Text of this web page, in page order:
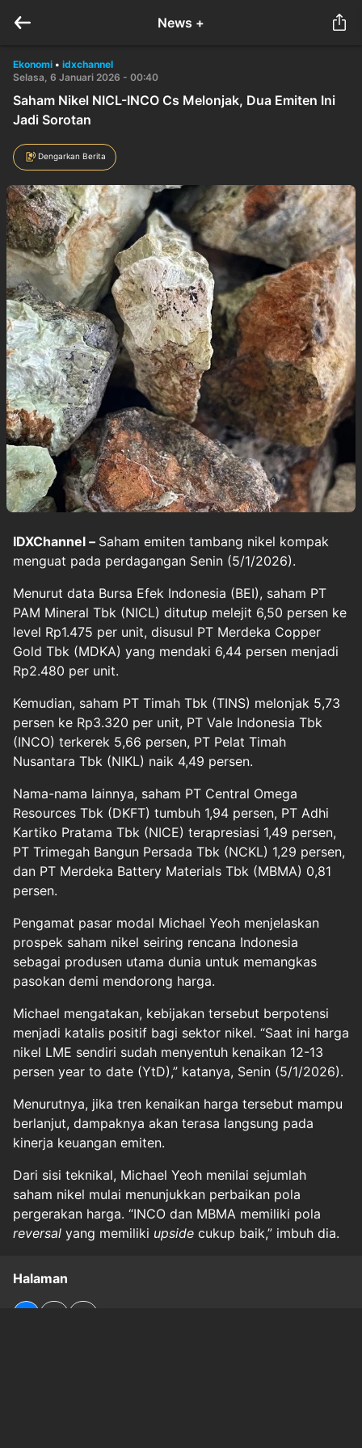
News +
Ekonomi • idxchannel
Selasa, 6 Januari 2026 - 00:40
Saham Nikel NICL-INCO Cs Melonjak, Dua Emiten Ini
Jadi Sorotan
Dengarkan Berita
IDXChannel – Saham emiten tambang nikel kompak
menguat pada perdagangan Senin (5/1/2026).
Menurut data Bursa Efek Indonesia (BEI), saham PT
PAM Mineral Tbk (NICL) ditutup melejit 6,50 persen ke
level Rp1.475 per unit, disusul PT Merdeka Copper
Gold Tbk (MDKA) yang mendaki 6,44 persen menjadi
Rp2.480 per unit.
Kemudian, saham PT Timah Tbk (TINS) melonjak 5,73
persen ke Rp3.320 per unit, PT Vale Indonesia Tbk
(INCO) terkerek 5,66 persen, PT Pelat Timah
Nusantara Tbk (NIKL) naik 4,49 persen.
Nama-nama lainnya, saham PT Central Omega
Resources Tbk (DKFT) tumbuh 1,94 persen, PT Adhi
Kartiko Pratama Tbk (NICE) terapresiasi 1,49 persen,
PT Trimegah Bangun Persada Tbk (NCKL) 1,29 persen,
dan PT Merdeka Battery Materials Tbk (MBMA) 0,81
persen.
Pengamat pasar modal Michael Yeoh menjelaskan
prospek saham nikel seiring rencana Indonesia
sebagai produsen utama dunia untuk memangkas
pasokan demi mendorong harga.
Michael mengatakan, kebijakan tersebut berpotensi
menjadi katalis positif bagi sektor nikel. “Saat ini harga
nikel LME sendiri sudah menyentuh kenaikan 12-13
persen year to date (YtD),” katanya, Senin (5/1/2026).
Menurutnya, jika tren kenaikan harga tersebut mampu
berlanjut, dampaknya akan terasa langsung pada
kinerja keuangan emiten.
Dari sisi teknikal, Michael Yeoh menilai sejumlah
saham nikel mulai menunjukkan perbaikan pola
pergerakan harga. “INCO dan MBMA memiliki pola
reversal yang memiliki upside cukup baik,” imbuh dia.
Halaman